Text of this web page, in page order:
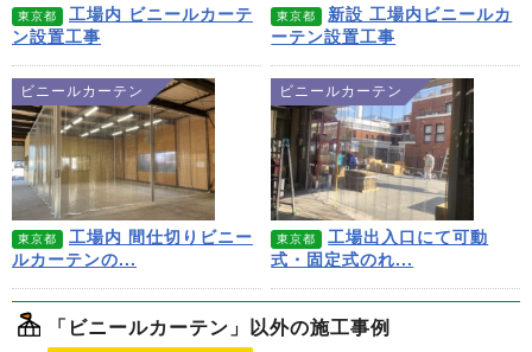
東京都
工場内 ビニールカーテ
ン設置工事
東京都
新設 工場内ビニールカ
ーテン設置工事
ビニールカーテン
東京都
工場内 間仕切りビニー
ルカーテンの...
ビニールカーテン
東京都
工場出入口にて可動
式・固定式のれ...
「ビニールカーテン」以外の施工事例